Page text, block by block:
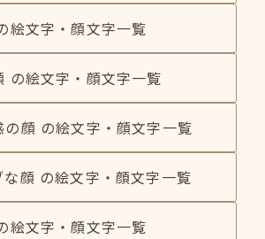
絵文字・顔文字一覧
の絵文字・顔文字一覧
の顔 の絵文字・顔文字一覧
な顔 の絵文字・顔文字一覧
絵文字・顔文字一覧